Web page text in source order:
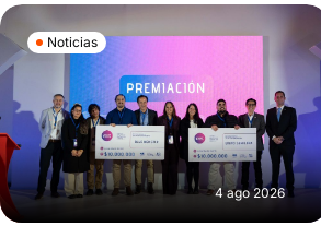
Noticias
4 ago 2026